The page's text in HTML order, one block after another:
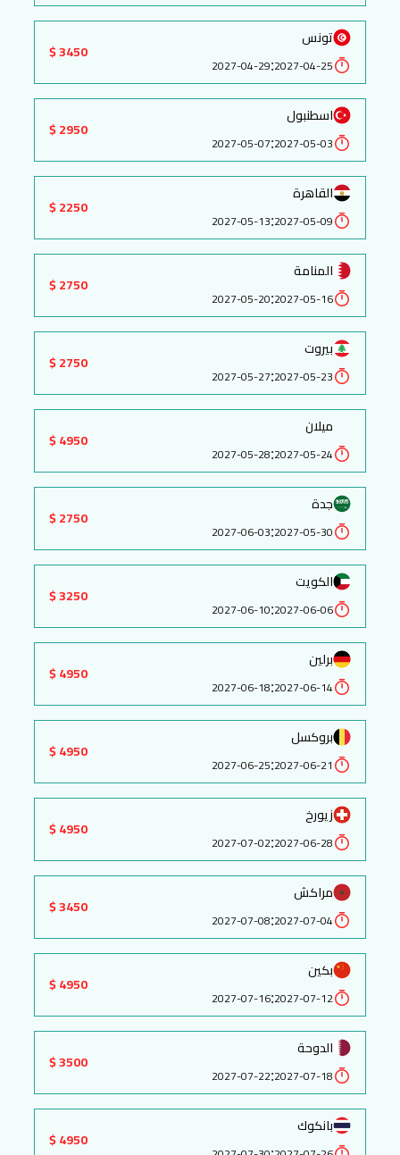
تونس
2027-04-25
:
2027-04-29
3450 $
اسطنبول
2027-05-03
:
2027-05-07
2950 $
القاهرة
2027-05-09
:
2027-05-13
2250 $
المنامة
2027-05-16
:
2027-05-20
2750 $
بيروت
2027-05-23
:
2027-05-27
2750 $
ميلان
2027-05-24
:
2027-05-28
4950 $
جدة
2027-05-30
:
2027-06-03
2750 $
الكويت
2027-06-06
:
2027-06-10
3250 $
برلين
2027-06-14
:
2027-06-18
4950 $
بروكسل
2027-06-21
:
2027-06-25
4950 $
زيورخ
2027-06-28
:
2027-07-02
4950 $
مراكش
2027-07-04
:
2027-07-08
3450 $
بكين
2027-07-12
:
2027-07-16
4950 $
الدوحة
2027-07-18
:
2027-07-22
3500 $
بانكوك
4950 $